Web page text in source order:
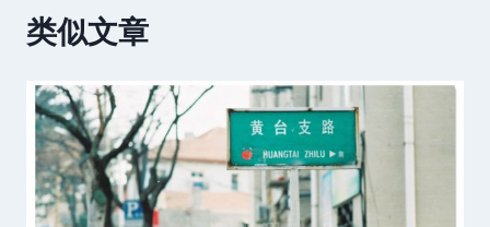
类似文章